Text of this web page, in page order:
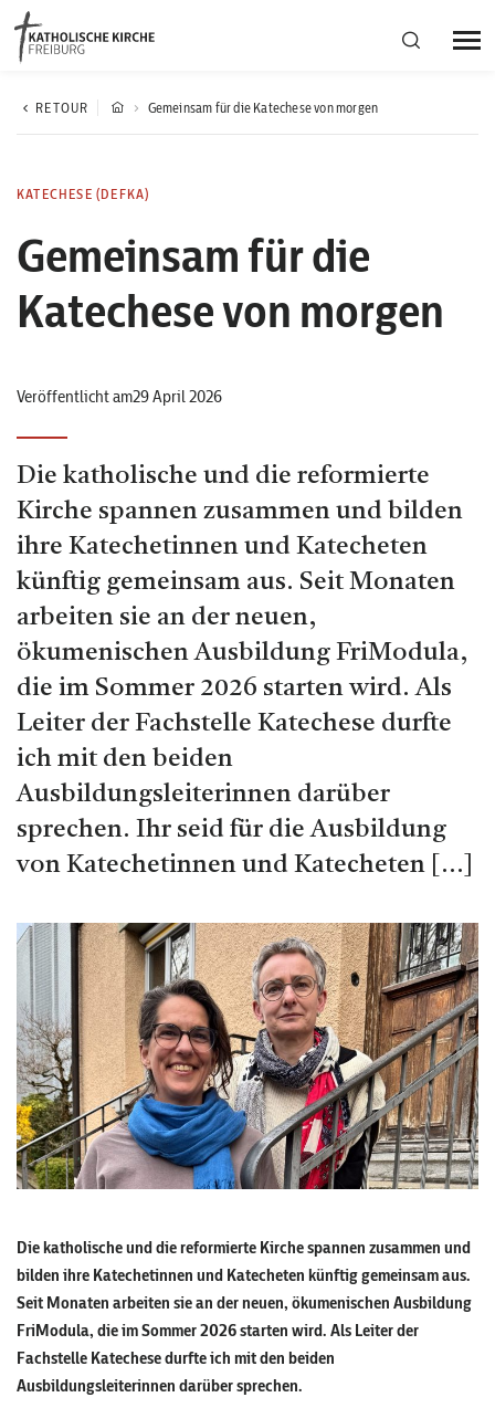
Bistumsregion Deutschfreiburg
Kirchliches Leben
Kantonale Körperschaft
Aktuelles
RETOUR Gemeinsam für die Katechese von morgen
KATECHESE (DEFKA)
Gemeinsam für die
Katechese von morgen
Veröffentlicht am29 April 2026
Die katholische und die reformierte
Kirche spannen zusammen und bilden
ihre Katechetinnen und Katecheten
künftig gemeinsam aus. Seit Monaten
arbeiten sie an der neuen,
ökumenischen Ausbildung FriModula,
die im Sommer 2026 starten wird. Als
Leiter der Fachstelle Katechese durfte
ich mit den beiden
Ausbildungsleiterinnen darüber
sprechen. Ihr seid für die Ausbildung
von Katechetinnen und Katecheten […]
Die katholische und die reformierte Kirche spannen zusammen und
bilden ihre Katechetinnen und Katecheten künftig gemeinsam aus.
Seit Monaten arbeiten sie an der neuen, ökumenischen Ausbildung
FriModula, die im Sommer 2026 starten wird. Als Leiter der
Fachstelle Katechese durfte ich mit den beiden
Ausbildungsleiterinnen darüber sprechen.